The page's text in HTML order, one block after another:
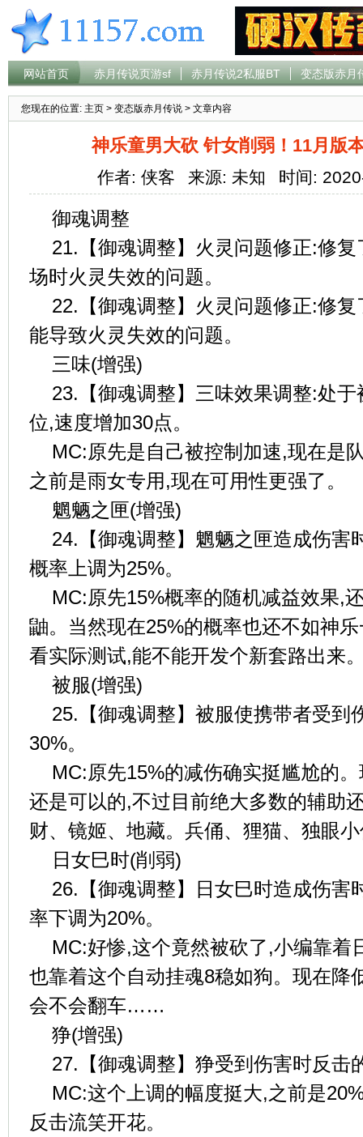
网站首页 赤月传说页游sf 赤月传说2私服BT 变态版赤月
您现在的位置: 主页 > 变态版赤月传说 > 文章内容
神乐童男大砍 针女削弱！11月版
作者: 侠客 来源: 未知 时间:
御魂调整
21.【御魂调整】火灵问题修正:修
场时火灵失效的问题。
22.【御魂调整】火灵问题修正:修
能导致火灵失效的问题。
三味(增强)
23.【御魂调整】三味效果调整:处
位,速度增加30点。
MC:原先是自己被控制加速,现在是
之前是雨女专用,现在可用性更强了。
魍魉之匣(增强)
24.【御魂调整】魍魉之匣造成伤害
概率上调为25%。
MC:原先15%概率的随机减益效果,
鼬。当然现在25%的概率也还不如神
看实际测试,能不能开发个新套路出来
被服(增强)
25.【御魂调整】被服使携带者受到
30%。
MC:原先15%的减伤确实挺尴尬的
还是可以的,不过目前绝大多数的辅助
财、镜姬、地藏。兵俑、狸猫、独眼
日女巳时(削弱)
26.【御魂调整】日女巳时造成伤害
率下调为20%。
MC:好惨,这个竟然被砍了,小编靠着
也靠着这个自动挂魂8稳如狗。现在降
会不会翻车……
狰(增强)
27.【御魂调整】狰受到伤害时反击
MC:这个上调的幅度挺大,之前是
反击流笑开花。